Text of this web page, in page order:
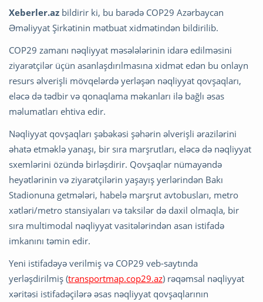
Xeberler.az bildirir ki, bu barədə COP29 Azərbaycan
Əməliyyat Şirkətinin mətbuat xidmətindən bildirilib.
COP29 zamanı nəqliyyat məsələlərinin idarə edilməsini
ziyarətçilər üçün asanlaşdırılmasına xidmət edən bu onlayn
resurs əlverişli mövqelərdə yerləşən nəqliyyat qovşaqları,
eləcə də tədbir və qonaqlama məkanları ilə bağlı əsas
məlumatları ehtiva edir.
Nəqliyyat qovşaqları şəbəkəsi şəhərin əlverişli ərazilərini
əhatə etməklə yanaşı, bir sıra marşrutları, eləcə də nəqliyyat
sxemlərini özündə birləşdirir. Qovşaqlar nümayəndə
heyətlərinin və ziyarətçilərin yaşayış yerlərindən Bakı
Stadionuna getmələri, habelə marşrut avtobusları, metro
xətləri/metro stansiyaları və taksilər də daxil olmaqla, bir
sıra multimodal nəqliyyat vasitələrindən asan istifadə
imkanını təmin edir.
Yeni istifadəyə verilmiş və COP29 veb-saytında
yerləşdirilmiş (transportmap.cop29.az) rəqəmsal nəqliyyat
xəritəsi istifadəçilərə əsas nəqliyyat qovşaqlarının